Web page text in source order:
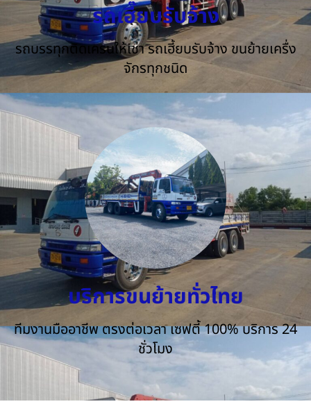
รถเฮี๊ยบรับจ้าง
รถบรรทุกติดเครนให้เช่า รถเฮี้ยบรับจ้าง ขนย้ายเครื่ง
จักรทุกชนิด
บริการขนย้ายทั่วไทย
ทีมงานมืออาชีพ ตรงต่อเวลา เซฟตี้ 100% บริการ 24
ชั่วโมง